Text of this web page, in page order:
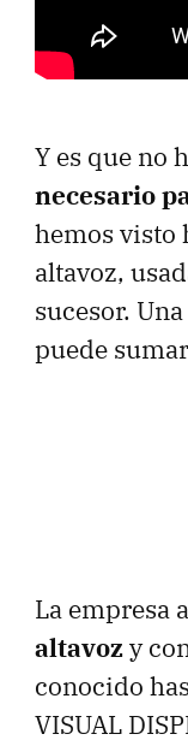
Y es que no
necesario
hemos visto
altavoz,
sucesor.
puede
La empresa
altavozy
conocido
VISUAL